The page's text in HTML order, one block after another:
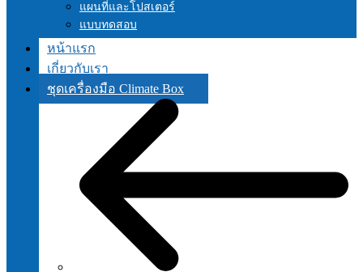
แผนที่และโปสเตอร์
แบบทดสอบ
หน้าแรก
เกี่ยวกับเรา
ชุดเครื่องมือ Climate Box